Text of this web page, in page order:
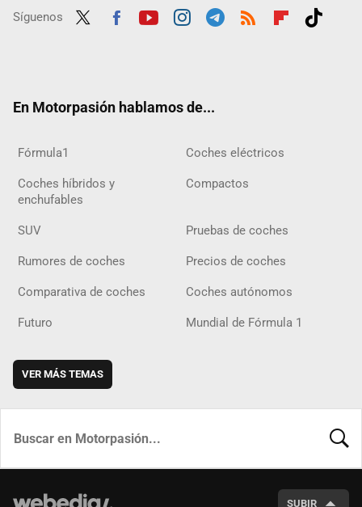
Síguenos
En Motorpasión hablamos de...
Fórmula1 Coches eléctricos
Coches híbridos y
enchufables
Compactos
SUV Pruebas de coches
Rumores de coches Precios de coches
Comparativa de coches Coches autónomos
Futuro Mundial de Fórmula 1
VER MÁS TEMAS
SUBIR